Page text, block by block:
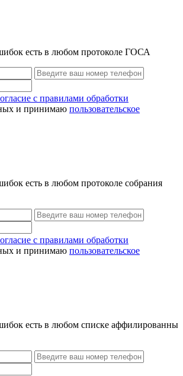
есть в любом протоколе ГОСА
с правилами обработки
и принимаю пользовательское
есть в любом протоколе собрания
с правилами обработки
и принимаю пользовательское
есть в любом списке аффилированны